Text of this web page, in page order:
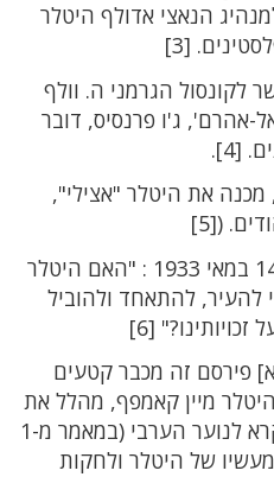
למנהיג הנאצי אדולף היטלר
[3]
1933 התקשר לקונסול הגרמני ה. וולף
אהרם', ג'ו פרנסיס, דובר
[4].
'פלסטין', מאי 1933, מכנה את היטלר "אצילי",
([5]
* 'אל כרמל', [כרמיל] 14 במאי 1933 : "האם היטלר
להעיר, להתאחד ולהוביל
[6]
פירסם זה מכבר קטעים
מיין קאמפף, מהלל את
הנאצים, אל-שאנטי, קרא לנוער הערבי (במאמר מ-1
ממעשיו של היטלר ולחקות